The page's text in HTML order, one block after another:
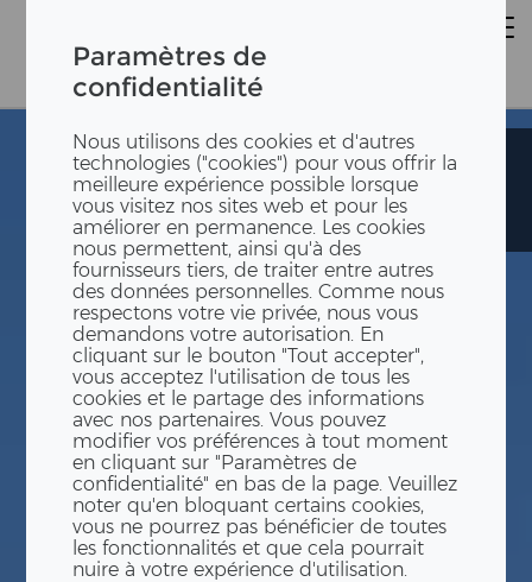
Paramètres de
confidentialité
Nous utilisons des cookies et d'autres
technologies ("cookies") pour vous offrir la
meilleure expérience possible lorsque
vous visitez nos sites web et pour les
améliorer en permanence. Les cookies
nous permettent, ainsi qu'à des
fournisseurs tiers, de traiter entre autres
des données personnelles. Comme nous
respectons votre vie privée, nous vous
demandons votre autorisation. En
cliquant sur le bouton "Tout accepter",
vous acceptez l'utilisation de tous les
cookies et le partage des informations
avec nos partenaires. Vous pouvez
modifier vos préférences à tout moment
en cliquant sur "Paramètres de
confidentialité" en bas de la page. Veuillez
noter qu'en bloquant certains cookies,
vous ne pourrez pas bénéficier de toutes
les fonctionnalités et que cela pourrait
nuire à votre expérience d'utilisation.
Jardin
d'enfants
provisoire
Wasserstelzen
Jardin
d'enfants
provisoire
Wasserstelzen